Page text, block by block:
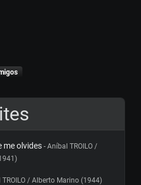
me olvides - Aníbal TROILO /
TROILO / Alberto Marino (1944)